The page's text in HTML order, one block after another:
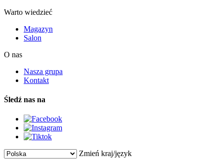
Warto wiedzieć
Magazyn
Salon
O nas
Nasza grupa
Kontakt
Śledź nas na
Zmień kraj/język